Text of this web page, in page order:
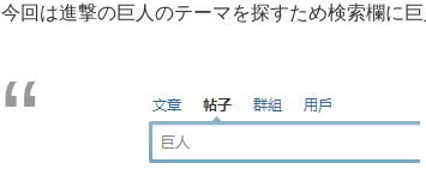
今回は進撃の巨人のテーマを探すため検索欄に巨